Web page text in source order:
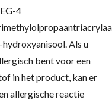
4
hydroxyanisool.Als u
bent voor een
in het product, kan er
allergische reactie